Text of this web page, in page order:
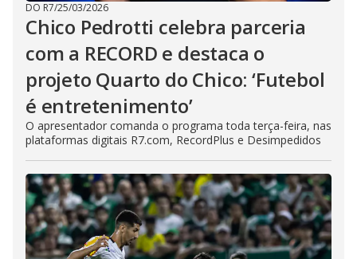
DO R7/25/03/2026
Chico Pedrotti celebra parceria
com a RECORD e destaca o
projeto Quarto do Chico: ‘Futebol
é entretenimento’
O apresentador comanda o programa toda terça-feira, nas
plataformas digitais R7.com, RecordPlus e Desimpedidos